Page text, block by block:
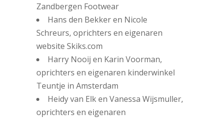
Zandbergen Footwear
Hans den Bekker en Nicole
Schreurs, oprichters en eigenaren
website Skiks.com
Harry Nooij en Karin Voorman,
oprichters en eigenaren kinderwinkel
Teuntje in Amsterdam
Heidy van Elk en Vanessa Wijsmuller,
oprichters en eigenaren